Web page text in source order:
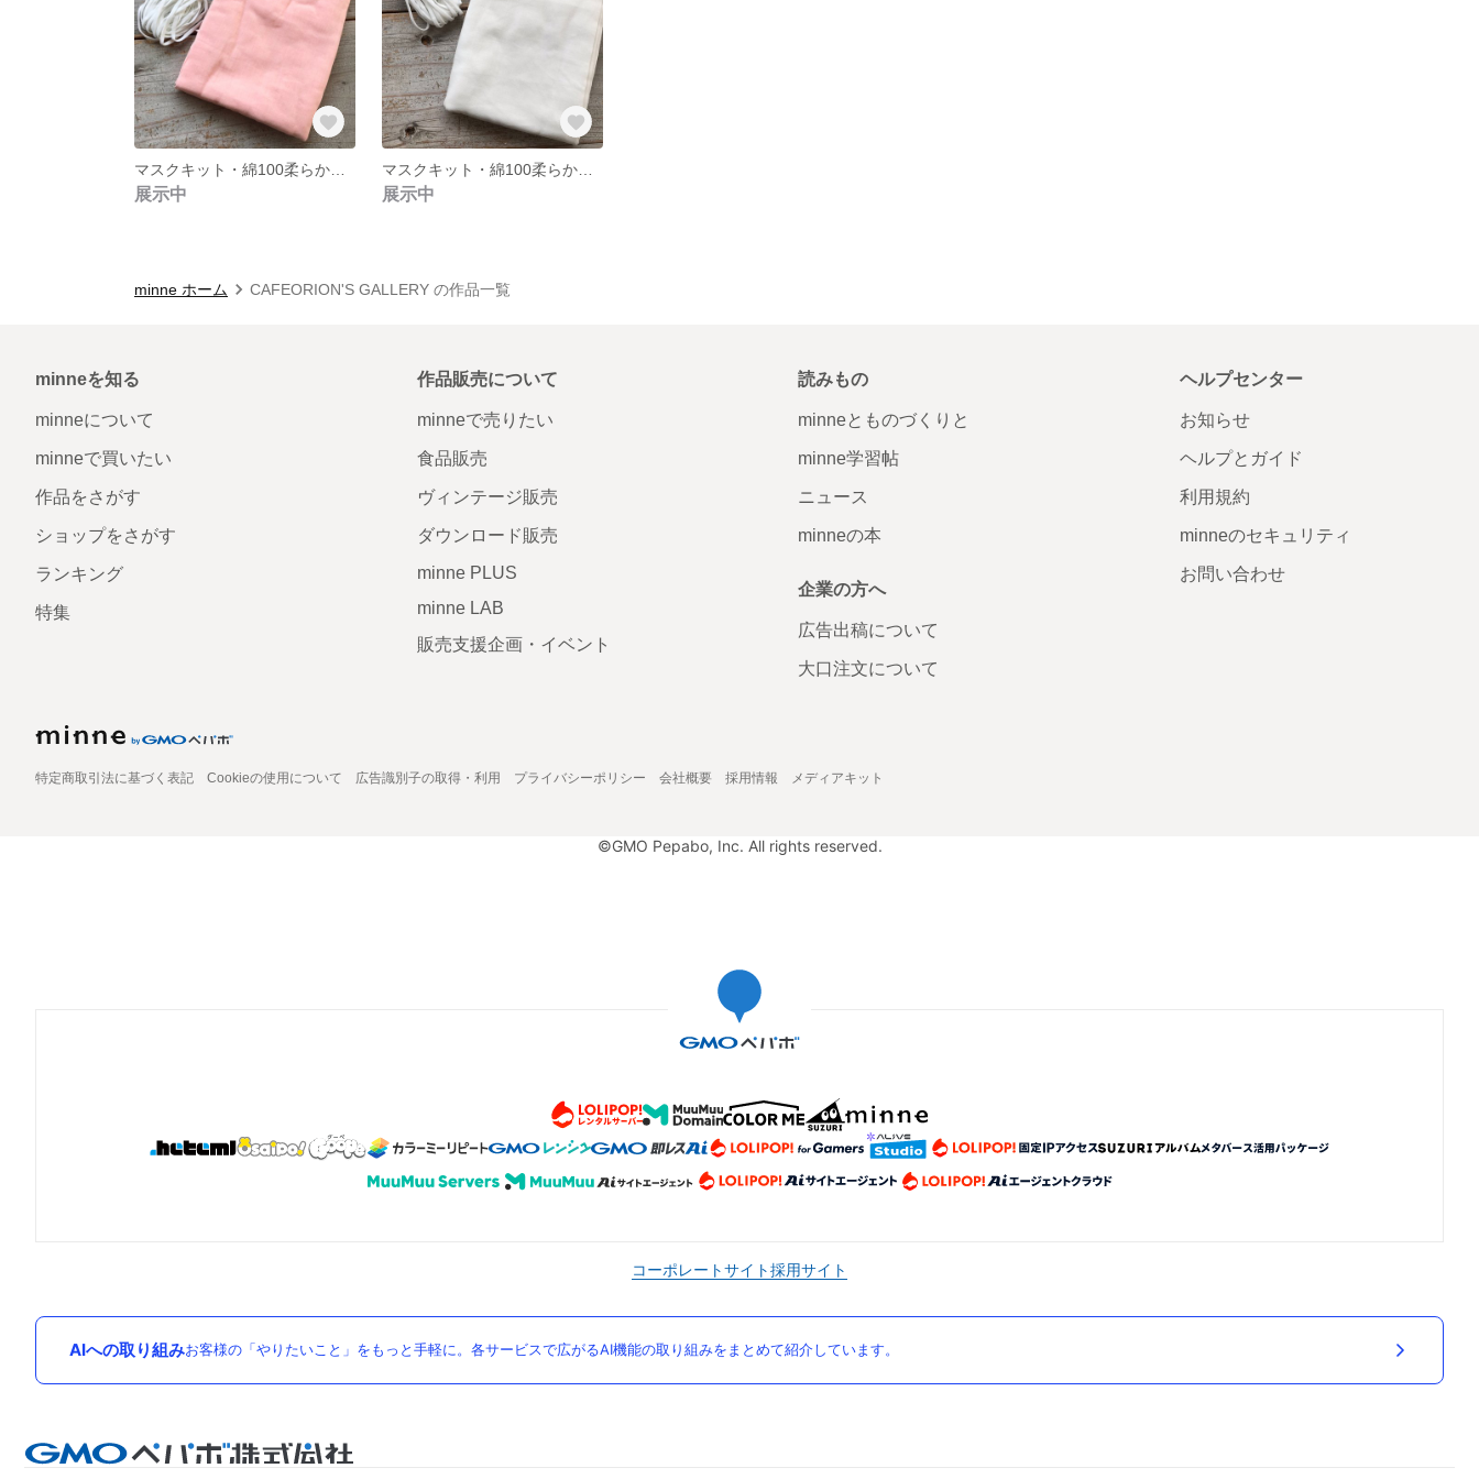
展示中
マスクキット・綿100柔らかダブルガーゼとマスクゴム（ホワイト）
展示中
minne ホーム CAFEORION'S GALLERY の作品一覧
minneを知る
minneについて
minneで買いたい
作品をさがす
ショップをさがす
ランキング
特集
作品販売について
minneで売りたい
食品販売
ヴィンテージ販売
ダウンロード販売
minne PLUS
minne LAB
販売支援企画・イベント
読みもの
minneとものづくりと
minne学習帖
ニュース
minneの本
企業の方へ
広告出稿について
大口注文について
ヘルプセンター
お知らせ
ヘルプとガイド
利用規約
minneのセキュリティ
お問い合わせ
特定商取引法に基づく表記 Cookieの使用について 広告識別子の取得・利用 プライバシーポリシー 会社概要 採用情報 メディアキット
©GMO Pepabo, Inc. All rights reserved.
コーポレートサイト採用サイト
AIへの取り組みお客様の「やりたいこと」をもっと手軽に。各サービスで広がるAI機能の取り組みをまとめて紹介しています。